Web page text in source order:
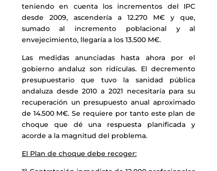
teniendo en cuenta los incrementos del IPC
desde 2009, ascendería a 12.270 M€ y que,
sumado al incremento poblacional y al
envejecimiento, llegaría a los 13.500 M€.
Las medidas anunciadas hasta ahora por el
gobierno andaluz son ridículas. El decremento
presupuestario que tuvo la sanidad pública
andaluza desde 2010 a 2021 necesitaría para su
recuperación un presupuesto anual aproximado
de 14.500 M€. Se requiere por tanto este plan de
choque que dé una respuesta planificada y
acorde a la magnitud del problema.
El Plan de choque debe recoger: